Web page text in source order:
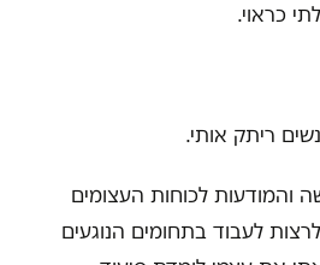
כראוי.
ריתק אותי.
והמודעות לכוחות העצומים
לעבוד בתחומים הנוגעים